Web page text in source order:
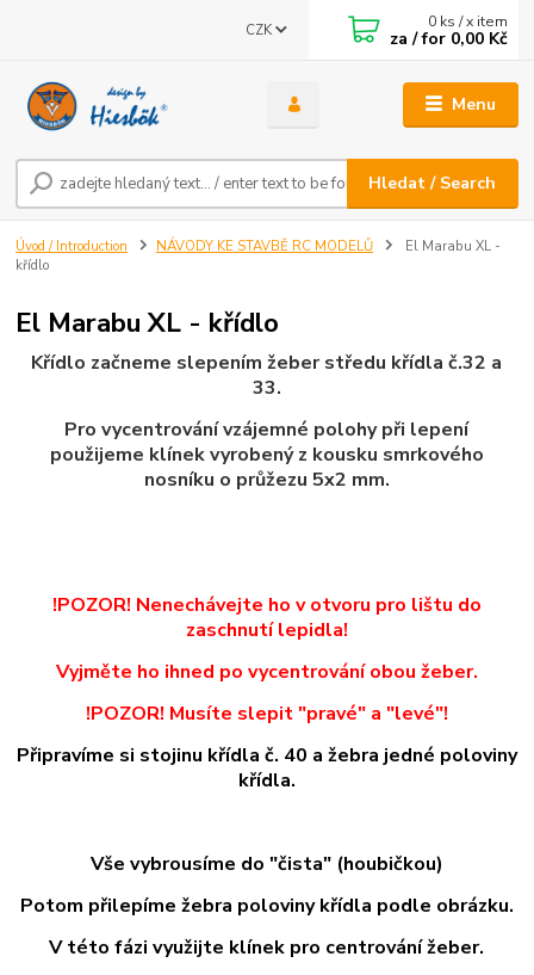
Menu
CZK
Hledat / Search
0 ks / x item
za / for 0,00 Kč
Úvod / Introduction NÁVODY KE STAVBĚ RC MODELŮ
El Marabu XL -
křídlo
El Marabu XL - křídlo
Křídlo začneme slepením žeber středu křídla č.32 a
33.
Pro vycentrování vzájemné polohy při lepení
použijeme klínek vyrobený z kousku smrkového
nosníku o průžezu 5x2 mm.
!POZOR! Nenechávejte ho v otvoru pro lištu do
zaschnutí lepidla!
Vyjměte ho ihned po vycentrování obou žeber.
!POZOR! Musíte slepit "pravé" a "levé"!
Připravíme si stojinu křídla č. 40 a žebra jedné poloviny
křídla.
Vše vybrousíme do "čista" (houbičkou)
Potom přilepíme žebra poloviny křídla podle obrázku.
V této fázi využijte klínek pro centrování žeber.